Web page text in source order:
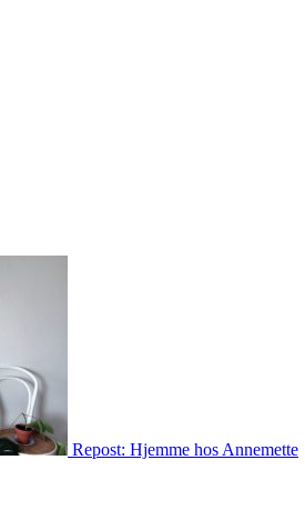
Repost: Hjemme hos Annemette